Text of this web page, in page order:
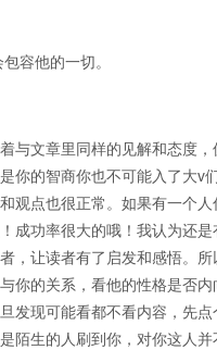
容他的一切。
与文章里同样的见解和态度，
你的智商你也不可能入了大v
观点也很正常。如果有一个人
成功率很大的哦！我认为还是
，让读者有了启发和感悟。所
你的关系，看他的性格是否内
发现可能看都不看内容，先点
陌生的人刷到你，对你这人并